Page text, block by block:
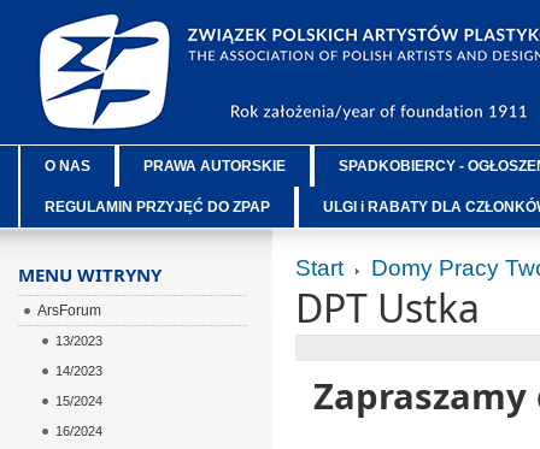
O NAS PRAWA AUTORSKIE SPADKOBIERCY -
REGULAMIN PRZYJĘĆ DO ZPAP ULGI i RABATY DLA
Start Domy Pracy
DPT Ustka
Zapraszamy
MENU WITRYNY
ArsForum
13/2023
14/2023
15/2024
16/2024